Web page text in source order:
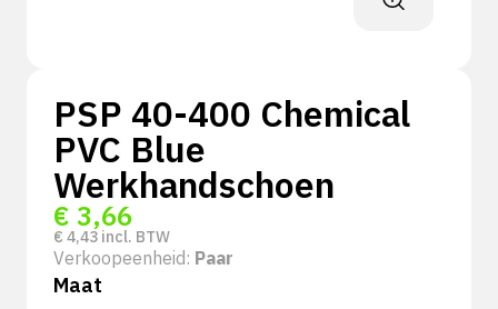
PSP 40-400 Chemical
PVC Blue
Werkhandschoen
€ 3,66
€ 4,43 incl. BTW
Verkoopeenheid: Paar
Maat